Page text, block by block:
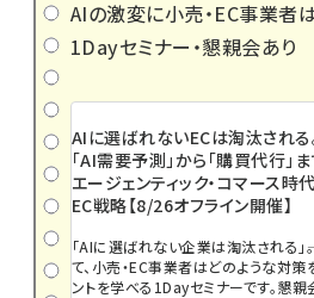
AIの激変に小売・EC事業者
1Dayセミナー・懇親会あり
AIに選ばれないECは淘汰される
「AI需要予測」から「購買代行」
エージェンティック・コマース時
EC戦略【8/26オフライン開催】
「AIに選ばれない企業は淘汰される」
て、小売・EC事業者はどのような対
ントを学べる1Dayセミナーです。懇親